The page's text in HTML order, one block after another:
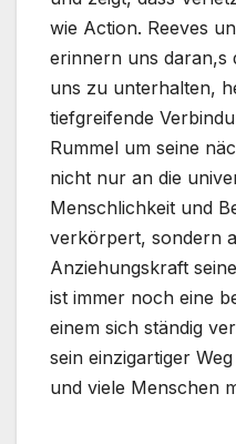
wie Action. Reeves
erinnern uns daran,s
uns zu unterhalten,
tiefgreifende
Rummel um seine
nicht nur an die
Menschlichkeit und
verkörpert, sondern
Anziehungskraft
ist immer noch eine
einem sich ständig
sein einzigartiger
und viele Menschen